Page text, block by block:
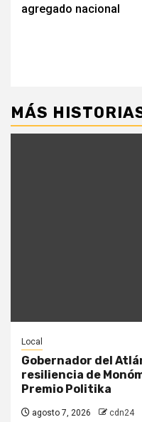
agregado nacional
MÁS
Local
Gobernador del
resiliencia de
Premio Politika
agosto 7, 2026 cdn24